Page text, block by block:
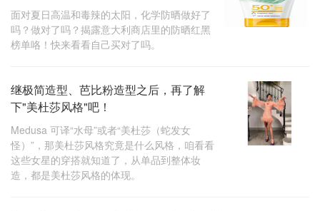
面对夏日高温和毒辣的太阳，化学防晒做好了
吗？做对了吗？揭露意大利商店里的防晒红黑
榜单咯！快来看看自己买对了吗。
继极简造型、芭比粉造型之后，再了解
下"美杜莎风格"吧！
Medusa 可译“水母”或者“美杜莎（蛇发女
怪）”，那美杜莎风格究竟是什么风格，咱看看
这些女星的穿搭就知道了，从单品到整体妆
造，都是美杜莎风格的体现。